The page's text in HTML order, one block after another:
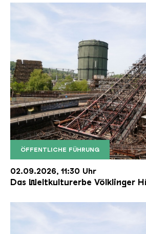
ÖFFENTLICHE FÜHRUNG
Der Erzschrägaufzug der
Copyright: Weltkulturerbe
02.09.2026, 11:30 Uhr
Das Weltkulturerbe Völklinger